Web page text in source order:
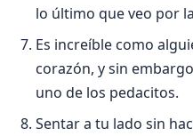
lo último que veo por
Es increí­ble como
corazón, y sin
uno de los pedacitos.
Sentar a tu lado sin